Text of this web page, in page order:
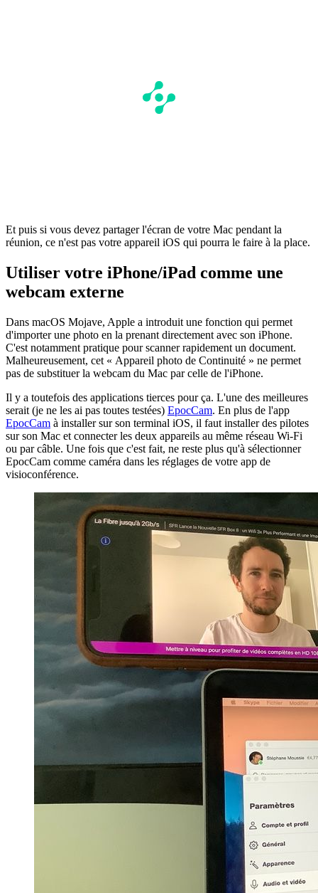
Et puis si vous devez partager l'écran de votre Mac pendant la
réunion, ce n'est pas votre appareil iOS qui pourra le faire à la place.
Utiliser votre iPhone/iPad comme une
webcam externe
Dans macOS Mojave, Apple a introduit une fonction qui permet
d'importer une photo en la prenant directement avec son iPhone.
C'est notamment pratique pour scanner rapidement un document.
Malheureusement, cet « Appareil photo de Continuité » ne permet
pas de substituer la webcam du Mac par celle de l'iPhone.
Il y a toutefois des applications tierces pour ça. L'une des meilleures
serait (je ne les ai pas toutes testées) EpocCam. En plus de l'app
EpocCam à installer sur son terminal iOS, il faut installer des pilotes
sur son Mac et connecter les deux appareils au même réseau Wi-Fi
ou par câble. Une fois que c'est fait, ne reste plus qu'à sélectionner
EpocCam comme caméra dans les réglages de votre app de
visioconférence.